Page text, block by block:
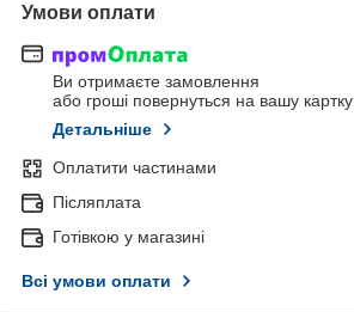
Умови оплати
Ви отримаєте замовлення
або гроші повернуться на вашу картку
Детальніше
Оплатити частинами
Післяплата
Готівкою у магазині
Всі умови оплати